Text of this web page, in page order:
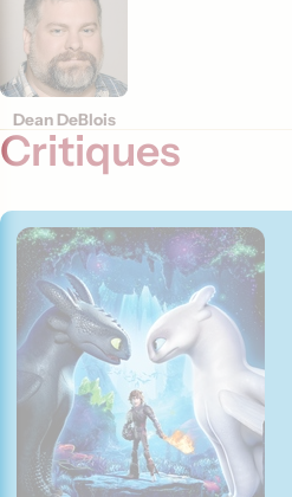
Dean DeBlois
Critiques